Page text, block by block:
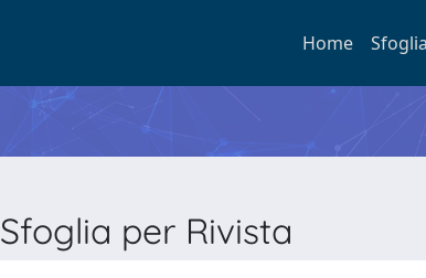
Home Sfoglia
Sfoglia per Rivista